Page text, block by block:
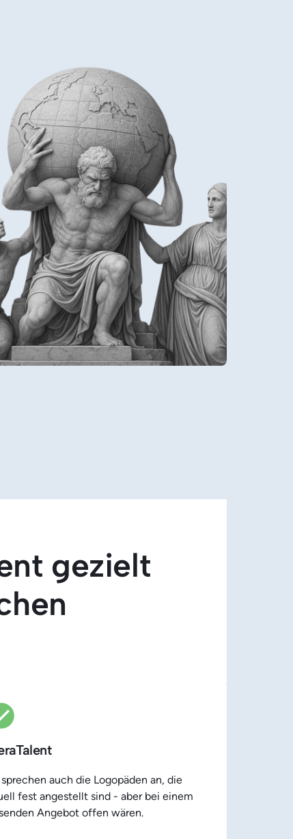
gezielt
auch die Logopäden an, die
fest angestellt sind - aber bei einem
Angebot offen wären.